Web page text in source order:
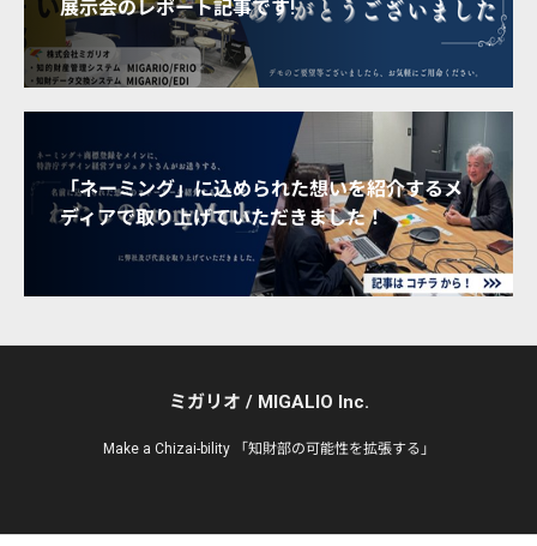
展示会のレポート記事です!
「ネーミング」に込められた想いを紹介するメ
ディアで取り上げていただきました！
ミガリオ / MIGALIO Inc.
Make a Chizai-bility 「知財部の可能性を拡張する」